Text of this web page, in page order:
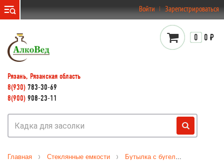
Войти Зарегистрироваться
Рязань, Рязанская область
8(930) 783-30-69
8(900) 908-23-11
0 0 ₽
Главная Стеклянные емкости Бутылка с бугельной пробкой 1 л